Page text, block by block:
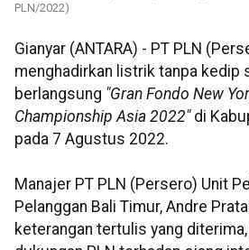
PLN/2022)
Gianyar (ANTARA) - PT PLN
menghadirkan listrik tanpa kedip
berlangsung "Gran Fondo New
Championship Asia 2022" di
pada 7 Agustus 2022.
Manajer PT PLN (Persero) Unit
Pelanggan Bali Timur, Andre
keterangan tertulis yang